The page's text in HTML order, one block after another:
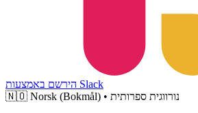
הירשם באמצעות Slack
🇳🇴
Norsk (Bokmål) • נורווגית ספרותית